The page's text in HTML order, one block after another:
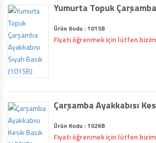
Ürün Kodu : 101SB
Fiyatı öğrenmek için lütfen
Ürün Kodu : 102KB
Fiyatı öğrenmek için lütfen